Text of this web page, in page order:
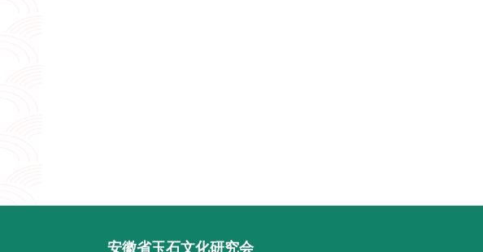
安徽省玉石文化研究会